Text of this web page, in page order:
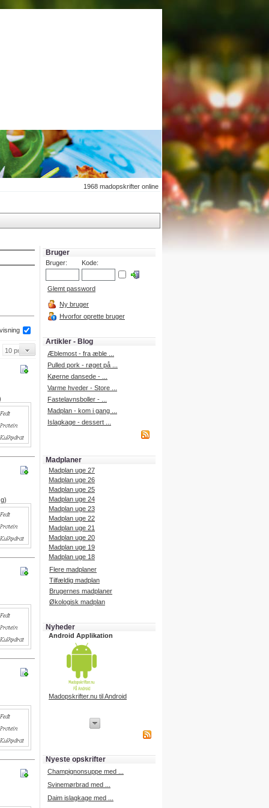
1968 madopskrifter online
Bruger
Bruger: Kode:
Glemt password
Ny bruger
Hvorfor oprette bruger
Artikler - Blog
Æblemost - fra æble ...
Pulled pork - røget på ...
Køerne dansede - ...
Varme hveder - Store ...
Fastelavnsboller - ...
Madplan - kom i gang ...
Islagkage - dessert ...
Madplaner
Madplan uge 27
Madplan uge 26
Madplan uge 25
Madplan uge 24
Madplan uge 23
Madplan uge 22
Madplan uge 21
Madplan uge 20
Madplan uge 19
Madplan uge 18
Flere madplaner
Tilfældig madplan
Brugernes madplaner
Økologisk madplan
Nyheder
Android Applikation
Madopskrifter.nu til Android
iPhone udvikling
Nyeste opskrifter
Champignonsuppe med ...
Svinemørbrad med ...
Daim islagkage med ...